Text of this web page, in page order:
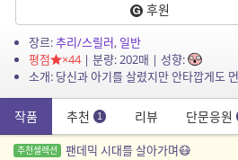
후원
장르:추리/스릴러, 일반
평점
×44| 분량: 202매 | 성향:
작품 추천 1 리뷰 단문응원
추천셀렉션 팬데믹 시대를 살아가며😷